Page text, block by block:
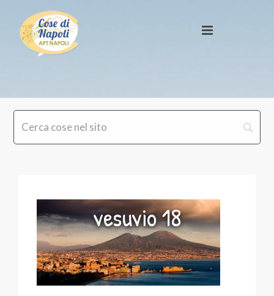
vesuvio 18